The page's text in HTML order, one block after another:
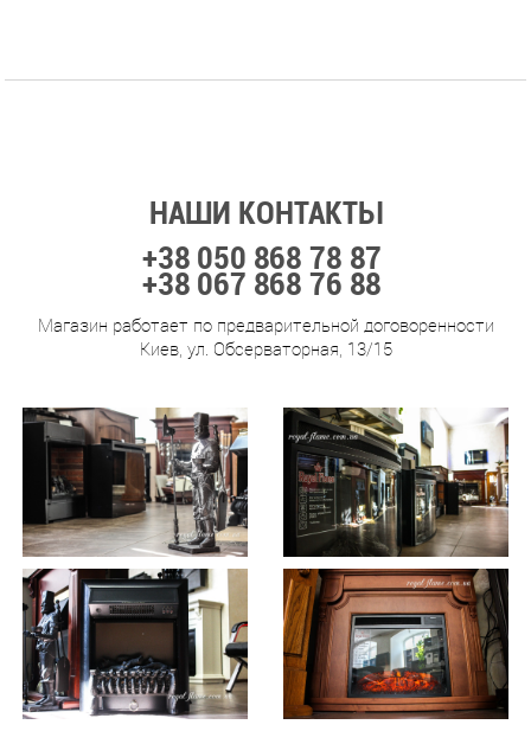
НАШИ КОНТАКТЫ
+38 050 868 78 87
+38 067 868 76 88
Магазин работает по предварительной договоренности
Киев, ул. Обсерваторная, 13/15